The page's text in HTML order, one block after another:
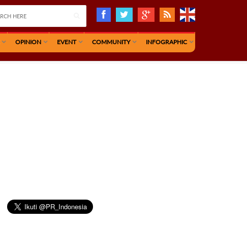
OPINION EVENT COMMUNITY INFOGRAPHIC